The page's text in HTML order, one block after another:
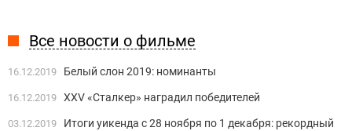
Все новости о фильме
16.12.2019 Белый слон 2019: номинанты
16.12.2019 XXV «Сталкер» наградил победителей
03.12.2019
Итоги уикенда с 28 ноября по 1 декабря: рекордный